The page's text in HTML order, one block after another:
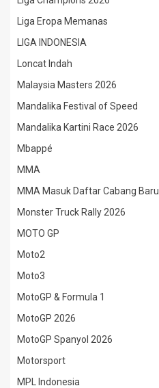
Liga Eropa Memanas
LIGA INDONESIA
Loncat Indah
Malaysia Masters 2026
Mandalika Festival of Speed
Mandalika Kartini Race 2026
Mbappé
MMA
MMA Masuk Daftar Cabang Baru
Monster Truck Rally 2026
MOTO GP
Moto2
Moto3
MotoGP & Formula 1
MotoGP 2026
MotoGP Spanyol 2026
Motorsport
MPL Indonesia